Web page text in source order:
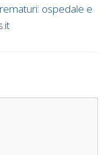
ospedale e